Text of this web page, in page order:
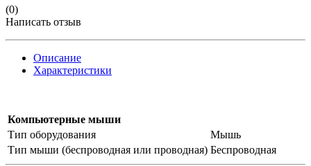
(0)
Написать отзыв
Описание
Характеристики
Компьютерные мыши
Тип оборудования
Мышь
Тип мыши (беспроводная или проводная) Беспроводная